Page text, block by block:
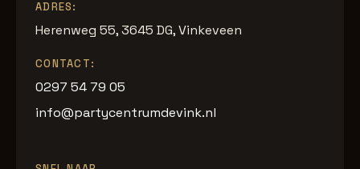
ADRES:
Herenweg 55, 3645 DG, Vinkeveen
CONTACT:
0297 54 79 05
info@partycentrumdevink.nl